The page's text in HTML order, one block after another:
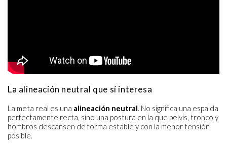
La alineación neutral que sí interesa
La meta real es una alineación neutral. No significa una espalda
perfectamente recta, sino una postura en la que pelvis, tronco y
hombros descansen de forma estable y con la menor tensión
posible.